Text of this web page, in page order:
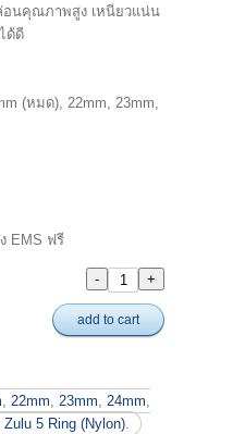
อนคุณภาพสูง เหนียวแน่น
ด้ดี
(หมด), 22mm, 23mm,
EMS ฟรี
add to cart
22mm 23mm 24mm
Zulu 5 Ring (Nylon)